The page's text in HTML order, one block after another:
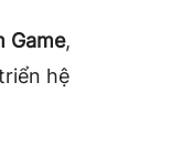
Game,
hệ